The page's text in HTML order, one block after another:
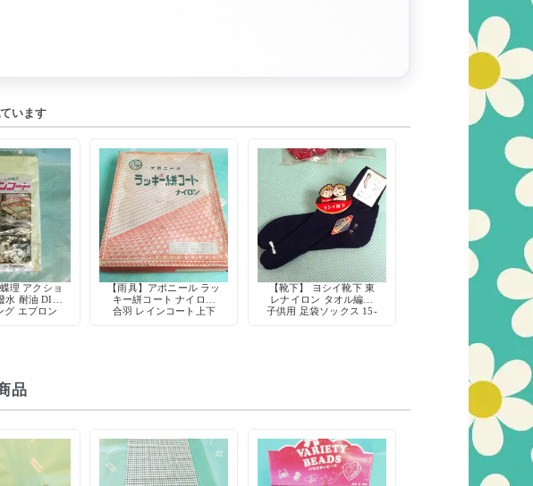
います
理 アクショ
水 耐油 DIY
グ エプロン
【雨具】アポニール ラッ
キー絣コート ナイロン
合羽 レインコート上下
【靴下】 ヨシイ靴下 東
レナイロン タオル編み
子供用 足袋ソックス 15-
品